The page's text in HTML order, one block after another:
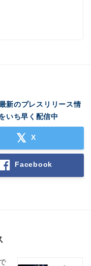
新のプレスリリース情
いち早く配信中
X
Facebook